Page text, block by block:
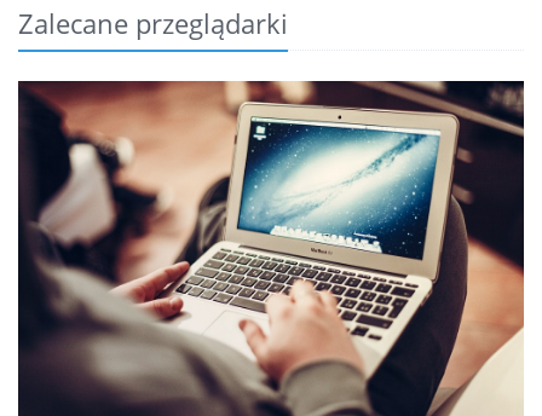
Zalecane przeglądarki